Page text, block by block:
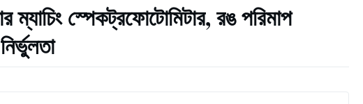
ম্যাচিং স্পেকট্রফোটোমিটার, রঙ পরিমাপ